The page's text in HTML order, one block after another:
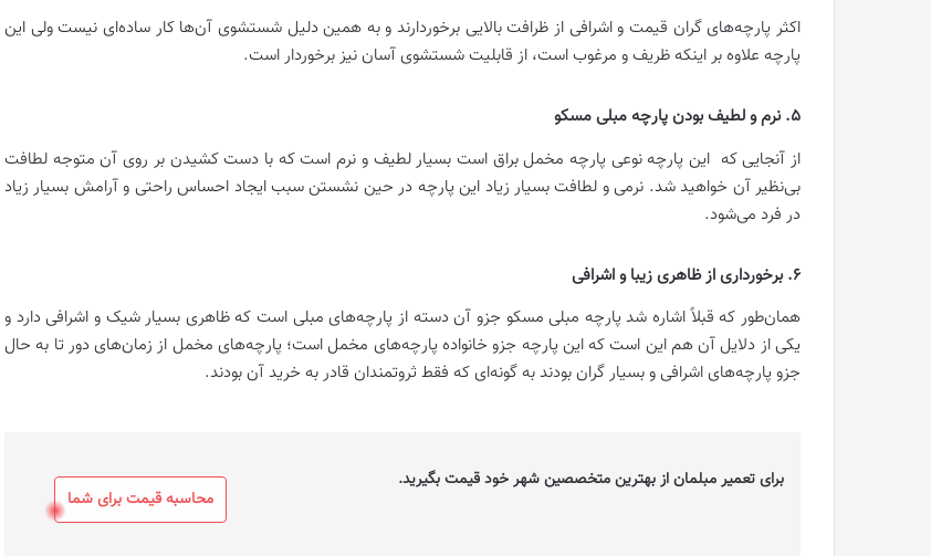
اکثر پارچه‌های گران قیمت و اشرافی از ظرافت بالایی برخوردارند و به همین دلیل شستشوی آن‌ها کار ساده‌ای نیست ولی این
پارچه علاوه بر اینکه ظریف و مرغوب است، از قابلیت شستشوی آسان نیز برخوردار است.
5. نرم و لطیف بودن پارچه مبلی مسکو
از آنجایی که این پارچه نوعی پارچه مخمل براق است بسیار لطیف و نرم است که با دست کشیدن بر روی آن متوجه لطافت
بی‌نظیر آن خواهید شد. نرمی و لطافت بسیار زیاد این پارچه در حین نشستن سبب ایجاد احساس راحتی و آرامش بسیار زیاد
در فرد می‌شود.
6. برخورداری از ظاهری زیبا و اشرافی
همان‌طور که قبلاً اشاره شد پارچه مبلی مسکو جزو آن دسته از پارچه‌های مبلی است که ظاهری بسیار شیک و اشرافی دارد و
یکی از دلایل آن هم این است که این پارچه جزو خانواده پارچه‌های مخمل است؛ پارچه‌های مخمل از زمان‌های دور تا به حال
جزو پارچه‌های اشرافی و بسیار گران بودند به گونه‌ای که فقط ثروتمندان قادر به خرید آن بودند.
برای تعمیر مبلمان از بهترین متخصصین شهر خود قیمت بگیرید.
محاسبه قیمت برای شما